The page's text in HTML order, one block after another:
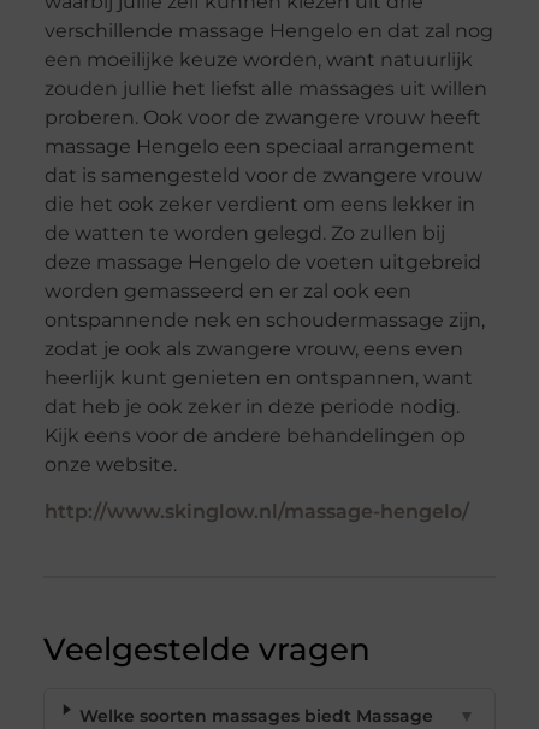
verschillende massage Hengelo en dat zal nog
een moeilijke keuze worden, want natuurlijk
zouden jullie het liefst alle massages uit willen
proberen. Ook voor de zwangere vrouw heeft
massage Hengelo een speciaal arrangement
dat is samengesteld voor de zwangere vrouw
die het ook zeker verdient om eens lekker in
de watten te worden gelegd. Zo zullen bij
deze massage Hengelo de voeten uitgebreid
worden gemasseerd en er zal ook een
ontspannende nek en schoudermassage zijn,
zodat je ook als zwangere vrouw, eens even
heerlijk kunt genieten en ontspannen, want
dat heb je ook zeker in deze periode nodig.
Kijk eens voor de andere behandelingen op
onze website.
http://www.skinglow.nl/massage-hengelo/
Veelgestelde vragen
Welke soorten massages biedt Massage
▼